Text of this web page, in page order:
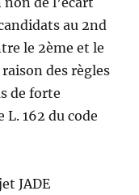
au 2nd
le 2ème et le
des règles
de forte
162 du code
JADE